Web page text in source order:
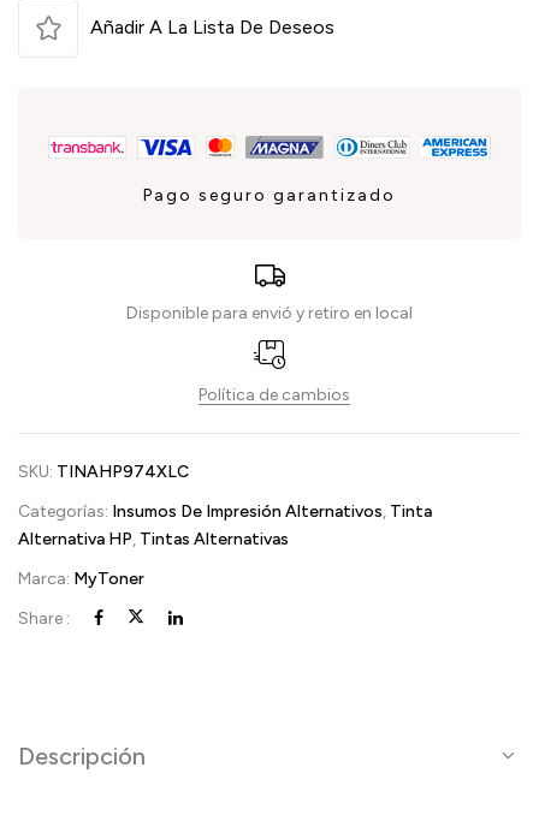
Añadir A La Lista De Deseos
Pago seguro garantizado
Disponible para envió y retiro en local
Política de cambios
SKU: TINAHP974XLC
Categorías: Insumos De Impresión Alternativos, Tinta
Alternativa HP, Tintas Alternativas
Marca: MyToner
Share :
Descripción